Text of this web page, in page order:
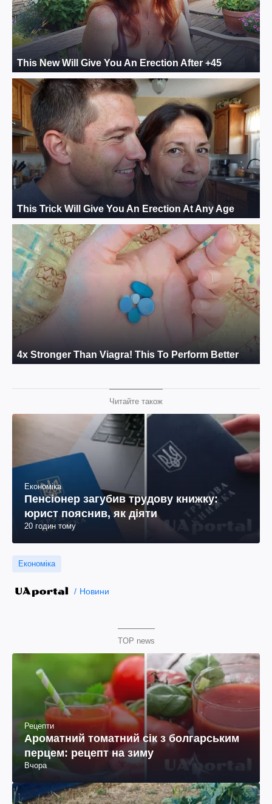
Читайте також
Економіка
Пенсіонер загубив трудову книжку:
юрист пояснив, як діяти
20 годин тому
Економіка
Новини
TOP news
Рецепти
Ароматний томатний сік з болгарським
перцем: рецепт на зиму
Вчора